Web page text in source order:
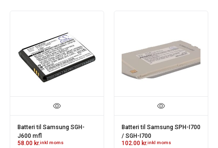
Batteri til Samsung SGH-
J600 mfl
58.00 kr.inkl moms
Batteri til Samsung SPH-I700
/ SGH-I700
102.00 kr.inkl moms